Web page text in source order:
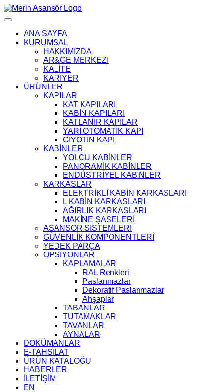
ANA SAYFA
KURUMSAL
HAKKIMIZDA
AR&GE MERKEZİ
KALİTE
KARİYER
ÜRÜNLER
KAPILAR
KAT KAPILARI
KABİN KAPILARI
KATLANIR KAPILAR
YARI OTOMATİK KAPI
GİYOTİN KAPI
KABİNLER
YOLCU KABİNLER
PANORAMİK KABİNLER
ENDÜSTRİYEL KABİNLER
KARKASLAR
ELEKTRİKLİ KABİN KARKASLARI
L KABİN KARKASLARI
AĞIRLIK KARKASLARI
MAKİNE ŞASELERİ
ASANSÖR SİSTEMLERİ
GÜVENLİK KOMPONENTLERİ
YEDEK PARÇA
OPSİYONLAR
KAPLAMALAR
RAL Renkleri
Paslanmazlar
Dekoratif Paslanmazlar
Ahşaplar
TABANLAR
TUTAMAKLAR
TAVANLAR
AYNALAR
DOKÜMANLAR
E-TAHSİLAT
ÜRÜN KATALOĞU
HABERLER
İLETİŞİM
EN